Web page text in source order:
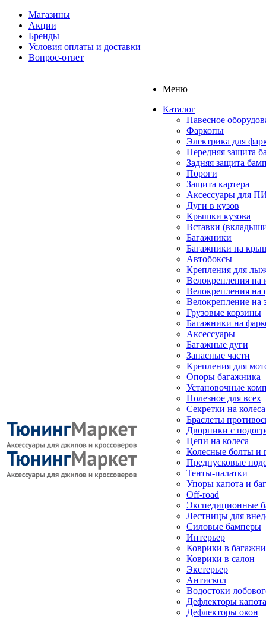
Магазины
Акции
Бренды
Условия оплаты и доставки
Вопрос-ответ
Меню
Каталог
Навесное
Фаркопы
Электрика для
Передняя защита
Задняя защита
Пороги
Защита картера
Аксессуары для
Дуги в кузов
Крышки кузова
Вставки
Багажники
Багажники на
Автобоксы
Крепления для
Велокрепления
Велокрепления на
Велокрепление на
Грузовые корзины
Багажники на
Аксессуары
Багажные дуги
Запасные части
Крепления для
Опоры багажника
Установочные
Полезное для всех
Секретки на колеса
Браслеты
Дворники с
Цепи на колеса
Колесные болты и
Предпусковые
Тенты-палатки
Упоры капота и
Off-road
Экспедиционные
Лестницы для
Силовые бамперы
Интерьер
Коврики в
Коврики в салон
Экстерьер
Антискол
Водостоки
Дефлекторы капота
Дефлекторы окон